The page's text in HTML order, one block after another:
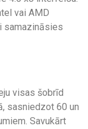
vai AMD
samazināsies
visas šobrīd
sasniedzot 60 un
Savukārt